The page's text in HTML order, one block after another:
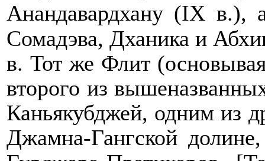
Анандавардхану (IX в.),
Сомадэва, Дханика и
в. Тот же Флит
второго из
Каньякубджей, одним из
Джамна-Гангской